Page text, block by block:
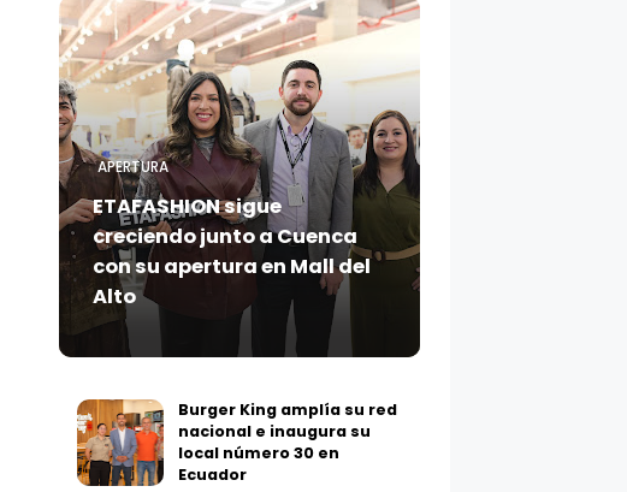
APERTURA
ETAFASHION sigue
creciendo junto a Cuenca
con su apertura en Mall del
Alto
Burger King amplía su red
nacional e inaugura su
local número 30 en
Ecuador